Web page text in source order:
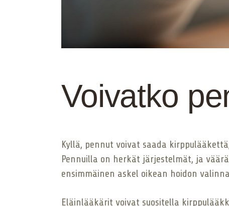
Voivatko
Kyllä, pennut voivat saada
Pennuilla on herkät järjestelmät, ja
ensimmäinen askel oikean hoidon
Eläinlääkärit voivat suositella